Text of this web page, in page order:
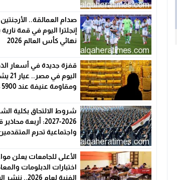
صدام العمالقة..
إنجلترا اليوم في قمة
نهائي كأس العالم 2026
قفزة جديدة في أسعار
اليوم في
ومقاومة عنيفة عند 5900 جنيه
شروط الالتحاق بكلية
2026-2027: أربعة
واجتماعية تحرم
الأعلى للجامعات يعلن
اختبارات الدبلومات
الفنية لعام